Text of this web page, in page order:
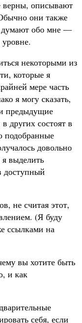
верны, описывают
они также
думают обо мне —
некоторыми из
которые я
мере часть
я могу сказать,
предыдущие
других состоят в
подобранные
довольно
выделить
доступный
не считая этот,
(Я буду
ссылками на
вы хотите быть
и как
себя, если